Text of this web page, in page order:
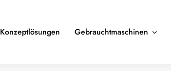
Konzeptlösungen Gebrauchtmaschinen